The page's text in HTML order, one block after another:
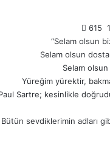
615
“Selam olsun
Selam olsun
Selam
Yüreğim yürektir,
Sartre; kesinlikle
sevdiklerimin adları